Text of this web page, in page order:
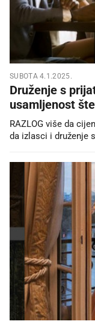
SUBOTA 4.1.2025.
Druženje s
usamljenost
RAZLOG više da
da izlasci i druženje